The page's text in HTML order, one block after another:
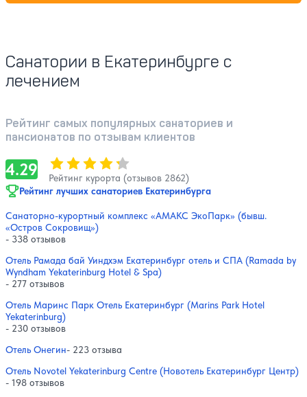
Санатории в Екатеринбурге с
лечением
Рейтинг самых популярных санаториев и
пансионатов по отзывам клиентов
4.29 Оценка, количество звезд:
Рейтинг курорта (отзывов 2862)
Рейтинг лучших санаториев Екатеринбурга
Санаторно-курортный комплекс «АМАКС ЭкоПарк» (бывш.
«Остров Сокровищ»)
- 338 отзывов
Отель Рамада бай Уиндхэм Екатеринбург отель и СПА (Ramada by
Wyndham Yekaterinburg Hotel & Spa)
- 277 отзывов
Отель Маринс Парк Отель Екатеринбург (Marins Park Hotel
Yekaterinburg)
- 230 отзывов
Отель Онегин- 223 отзыва
Отель Novotel Yekaterinburg Centre (Новотель Екатеринбург Центр)
- 198 отзывов